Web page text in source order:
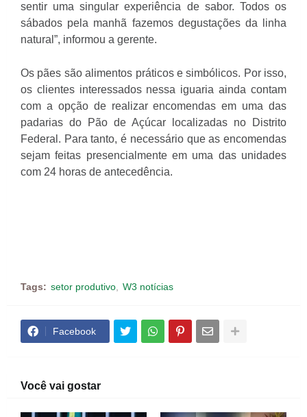
sentir uma singular experiência de sabor. Todos os
sábados pela manhã fazemos degustações da linha
natural”, informou a gerente.
Os pães são alimentos práticos e simbólicos. Por isso,
os clientes interessados nessa iguaria ainda contam
com a opção de realizar encomendas em uma das
padarias do Pão de Açúcar localizadas no Distrito
Federal. Para tanto, é necessário que as encomendas
sejam feitas presencialmente em uma das unidades
com 24 horas de antecedência.
Tags: setor produtivo W3 notícias
Facebook
Você vai gostar